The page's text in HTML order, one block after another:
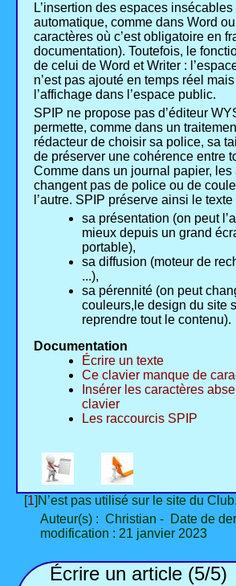
L’insertion des espaces insécables
automatique, comme dans Word
caractères où c’est obligatoire en
documentation). Toutefois, le
de celui de Word et Writer :
n’est pas ajouté en temps réel
l’affichage dans l’espace public.
SPIP ne propose pas d’éditeur
permette, comme dans un
rédacteur de choisir sa police, sa
de préserver une cohérence entre
Comme dans un journal papier, les
changent pas de police ou de
l’autre. SPIP préserve ainsi le
sa présentation (on peut
mieux depuis un grand
portable),
sa diffusion (moteur de
...),
sa pérennité (on peut
couleurs,le design du site
reprendre tout le contenu).
Documentation
Écrire un texte
Ce clavier manque de
Insérer les caractères
clavier
Les raccourcis SPIP
[1]N’est pas utilisé sur le site du Club.
Auteur(s) : Christian - Date de
modification : 21 janvier 2023
Écrire un article (5/5)